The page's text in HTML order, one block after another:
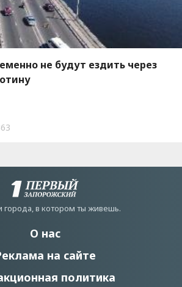
не будут ездить через
города, в котором ты живешь.
О нас
на сайте
политика